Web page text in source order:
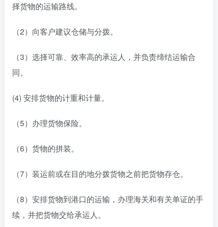
择货物的运输路线。
（2）向客户建议仓储与分拨。
（3）选择可靠、效率高的承运人，并负责缔结运输合
同。
(4) 安排货物的计重和计量。
（5）办理货物保险。
（6）货物的拼装。
（7）装运前或在目的地分拨货物之前把货物存仓。
（8）安排货物到港口的运输，办理海关和有关单证的手
续，并把货物交给承运人。